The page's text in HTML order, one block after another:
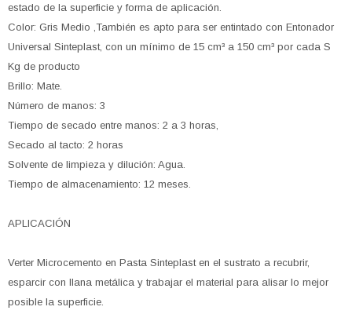
estado de la superficie y forma de aplicación.
Color: Gris Medio ,También es apto para ser entintado con Entonador
Universal Sinteplast, con un mínimo de 15 cm³ a 150 cm³ por cada S
Kg de producto
Brillo: Mate.
Número de manos: 3
Tiempo de secado entre manos: 2 a 3 horas,
Secado al tacto: 2 horas
Solvente de limpieza y dilución: Agua.
Tiempo de almacenamiento: 12 meses.
APLICACIÓN
Verter Microcemento en Pasta Sinteplast en el sustrato a recubrir,
esparcir con llana metálica y trabajar el material para alisar lo mejor
posible la superficie.